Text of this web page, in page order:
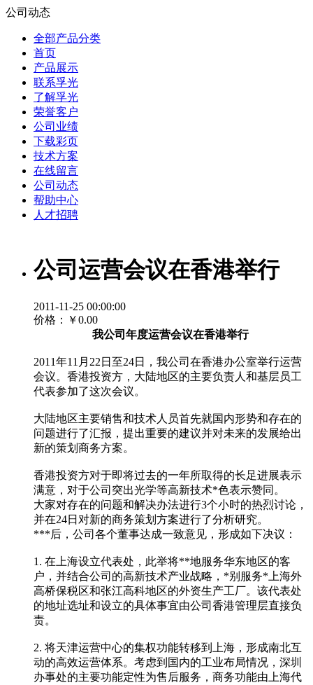
公司动态
全部产品分类
首页
产品展示
联系孚光
了解孚光
荣誉客户
公司业绩
下载彩页
技术方案
在线留言
公司动态
帮助中心
人才招聘
公司运营会议在香港举行
2011-11-25 00:00:00
价格：
￥0.00
我公司年度运营会议在香港举行
2011年11月22日至24日，我公司在香港办公室举行运营
会议。香港投资方，大陆地区的主要负责人和基层员工
代表参加了这次会议。
大陆地区主要销售和技术人员首先就国内形势和存在的
问题进行了汇报，提出重要的建议并对未来的发展给出
新的策划商务方案。
香港投资方对于即将过去的一年所取得的长足进展表示
满意，对于公司突出光学等高新技术*色表示赞同。
大家对存在的问题和解决办法进行3个小时的热烈讨论，
并在24日对新的商务策划方案进行了分析研究。
***后，公司各个董事达成一致意见，形成如下决议：
1. 在上海设立代表处，此举将**地服务华东地区的客
户，并结合公司的高新技术产业战略，*别服务*上海外
高桥保税区和张江高科地区的外资生产工厂。该代表处
的地址选址和设立的具体事宜由公司香港管理层直接负
责。
2. 将天津运营中心的集权功能转移到上海，形成南北互
动的高效运营体系。考虑到国内的工业布局情况，深圳
办事处的主要功能定性为售后服务，商务功能由上海代